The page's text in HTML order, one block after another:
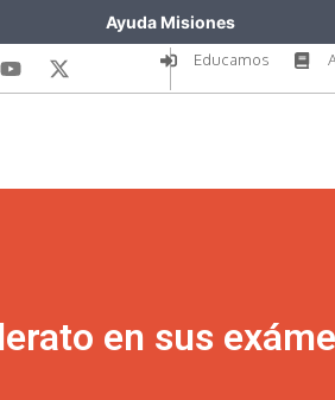
Ayuda Misiones
Educamos
en sus